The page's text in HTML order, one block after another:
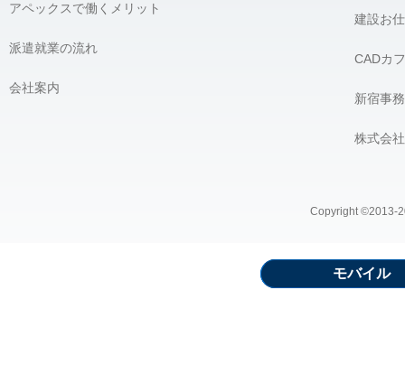
アペックスで働くメリット
派遣就業の流れ
会社案内
建設お
CADカ
新宿事
株式会
Copyright ©2013-
モバイル